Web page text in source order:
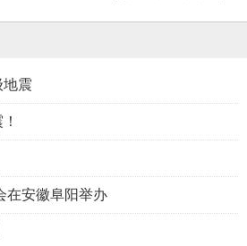
地震
在安徽阜阳举办